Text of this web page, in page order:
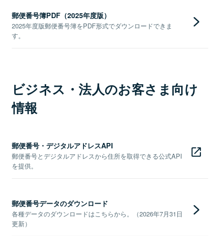
郵便番号簿PDF（2025年度版）
2025年度版郵便番号簿をPDF形式でダウンロードできま
す。
ビジネス・法人のお客さま向け
情報
郵便番号・デジタルアドレスAPI
郵便番号とデジタルアドレスから住所を取得できる公式API
を提供。
郵便番号データのダウンロード
各種データのダウンロードはこちらから。（2026年7月31日
更新）